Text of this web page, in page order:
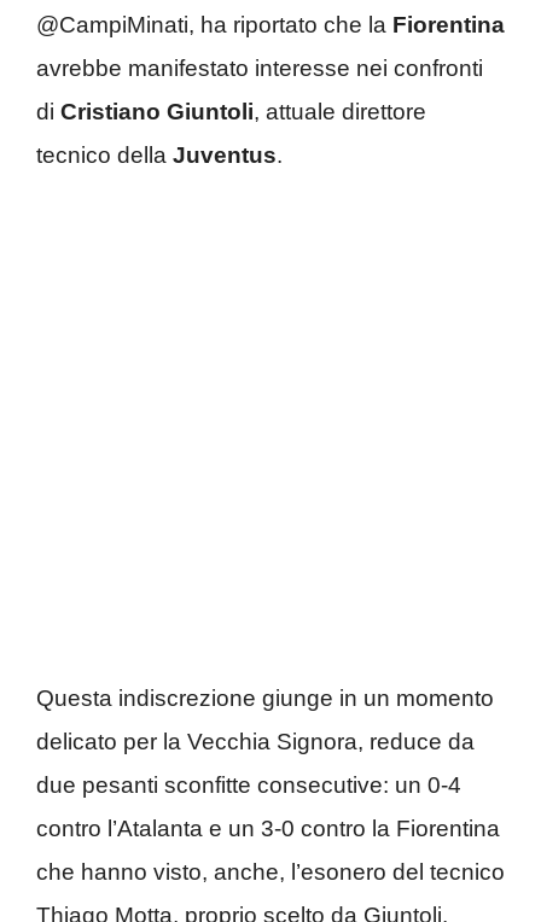
@CampiMinati, ha riportato che la Fiorentina
avrebbe manifestato interesse nei confronti
di Cristiano Giuntoli, attuale direttore
tecnico della Juventus.
Questa indiscrezione giunge in un momento
delicato per la Vecchia Signora, reduce da
due pesanti sconfitte consecutive: un 0-4
contro l’Atalanta e un 3-0 contro la Fiorentina
che hanno visto, anche, l’esonero del tecnico
Thiago Motta, proprio scelto da Giuntoli.